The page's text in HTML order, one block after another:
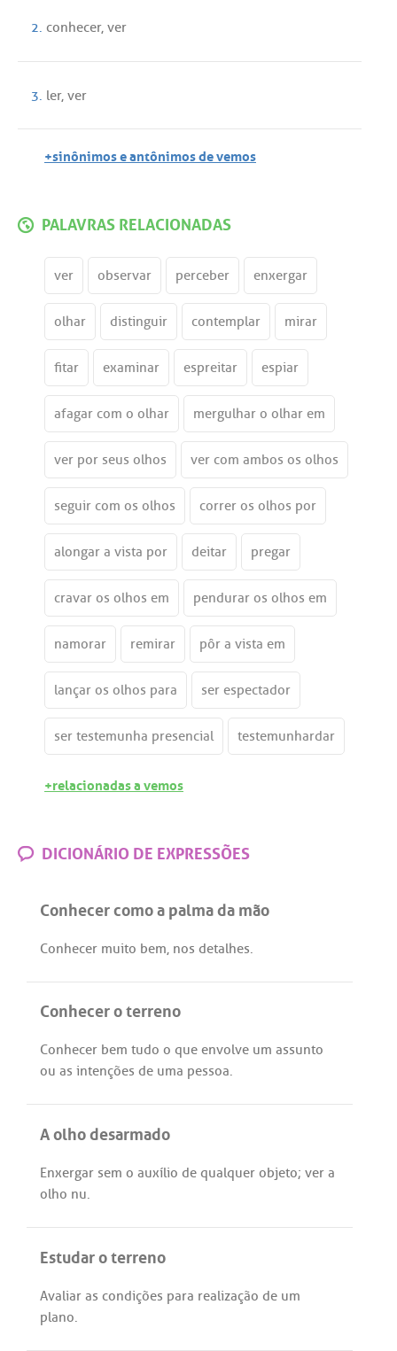
2. conhecer, ver
3. ler, ver
+sinônimos e antônimos de vemos
PALAVRAS RELACIONADAS
ver observar perceber enxergar
olhar distinguir contemplar mirar
fitar examinar espreitar espiar
afagar com o olhar mergulhar o olhar em
ver por seus olhos ver com ambos os olhos
seguir com os olhos correr os olhos por
alongar a vista por deitar pregar
cravar os olhos em pendurar os olhos em
namorar remirar pôr a vista em
lançar os olhos para ser espectador
ser testemunha presencial testemunhardar
+relacionadas a vemos
DICIONÁRIO DE EXPRESSÕES
Conhecer como a palma da mão
Conhecer muito bem, nos detalhes.
Conhecer o terreno
Conhecer bem tudo o que envolve um assunto
ou as intenções de uma pessoa.
A olho desarmado
Enxergar sem o auxílio de qualquer objeto; ver a
olho nu.
Estudar o terreno
Avaliar as condições para realização de um
plano.